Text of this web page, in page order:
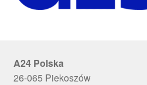
A24 Polska
26-065 Piekoszów